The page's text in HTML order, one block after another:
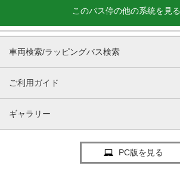
このバス停の他の系統を見る
車両検索/ラッピングバス検索
ご利用ガイド
ギャラリー
PC版を見る